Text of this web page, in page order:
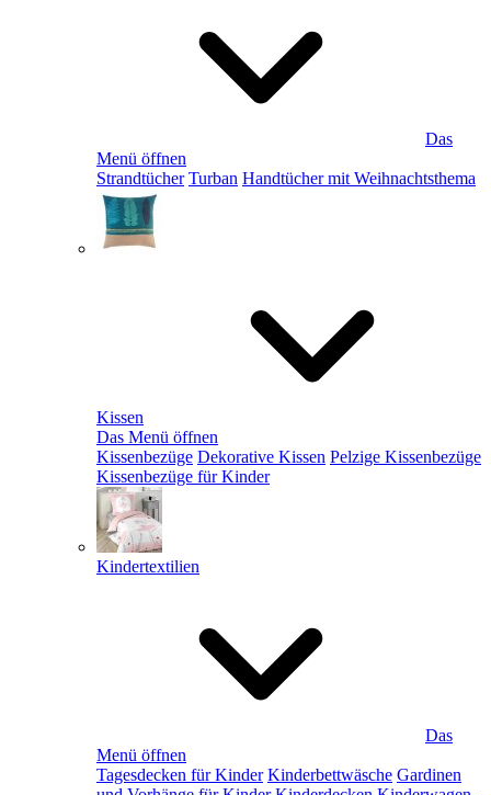
Das
Menü öffnen
Strandtücher Turban Handtücher mit Weihnachtsthema
Kissen
Das Menü öffnen
Kissenbezüge Dekorative Kissen Pelzige Kissenbezüge
Kissenbezüge für Kinder
Kindertextilien
Das
Menü öffnen
Tagesdecken für Kinder Kinderbettwäsche Gardinen